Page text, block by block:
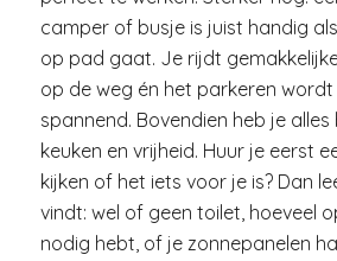
camper of busje is juist handig
op pad gaat. Je rijdt
op de weg én het parkeren
spannend. Bovendien heb je
keuken en vrijheid. Huur je eerst
kijken of het iets voor je is? Dan
vindt: wel of geen toilet, hoeveel
nodig hebt, of je zonnepanelen